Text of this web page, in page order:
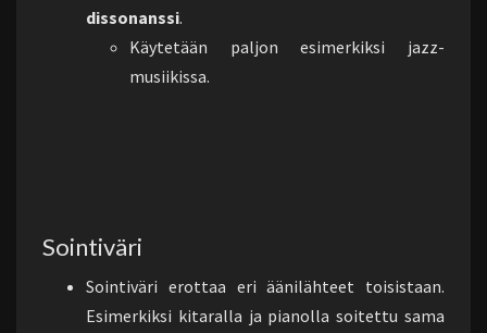
dissonanssi.
Käytetään paljon esimerkiksi jazz-
musiikissa.
Sointiväri
Sointiväri erottaa eri äänilähteet toisistaan.
Esimerkiksi kitaralla ja pianolla soitettu sama